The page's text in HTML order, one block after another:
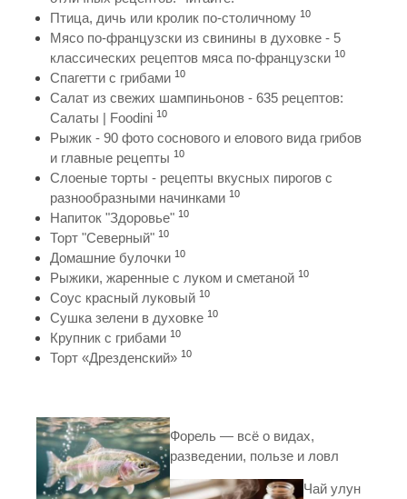
Птица, дичь или кролик по-столичному 10
Мясо по-французски из свинины в духовке - 5
классических рецептов мяса по-французски 10
Спагетти с грибами 10
Салат из свежих шампиньонов - 635 рецептов:
Салаты | Foodini 10
Рыжик - 90 фото соснового и елового вида грибов
и главные рецепты 10
Слоеные торты - рецепты вкусных пирогов с
разнообразными начинками 10
Напиток "Здоровье" 10
Торт "Северный" 10
Домашние булочки 10
Рыжики, жаренные с луком и сметаной 10
Соус красный луковый 10
Сушка зелени в духовке 10
Крупник с грибами 10
Торт «Дрезденский» 10
Форель — всё о видах,
разведении, пользе и ловл
Чай улун